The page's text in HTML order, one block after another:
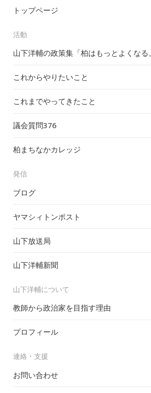
トップページ
活動
山下洋輔の政策集「柏はもっとよくなる
これからやりたいこと
これまでやってきたこと
議会質問376
柏まちなかカレッジ
発信
ブログ
ヤマシィトンポスト
山下放送局
山下洋輔新聞
山下洋輔について
教師から政治家を目指す理由
プロフィール
連絡・支援
お問い合わせ